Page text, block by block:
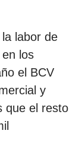
labor de
los
el BCV
y
que el resto